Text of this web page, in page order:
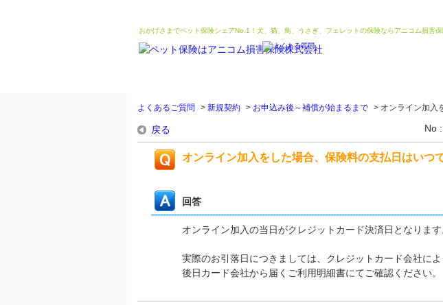
おかげさまでペット保険シェアNo.1！犬、猫、鳥、うさぎ、フェレットの保険ならアニコム損害
よくあるご質問 > 新規契約 > お申込み後～補償が始まるまで > オンライン加入
戻る No
オンライン加入をした場合、保険料の支払日はいつ
回答
オンライン加入の当日がクレジットカード決済日となります
実際のお引落日につきましては、クレジットカード会社によ
後日カード会社から届くご利用明細書にてご確認ください。